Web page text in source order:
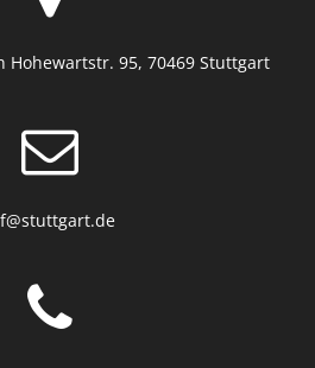
Hohewartstr. 95, 70469 Stuttgart